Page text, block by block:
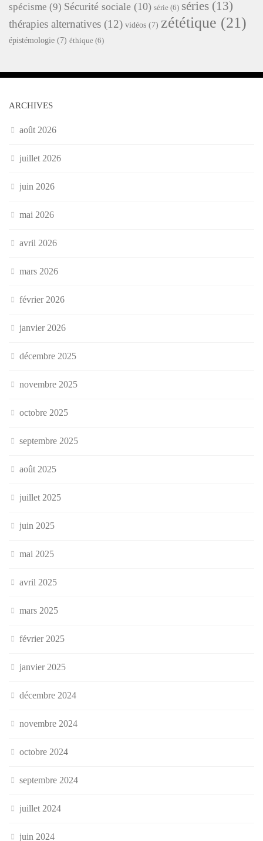
spécisme (9) Sécurité sociale (10) série (6) séries (13)
thérapies alternatives (12) vidéos (7) zététique (21)
épistémologie (7) éthique (6)
ARCHIVES
août 2026
juillet 2026
juin 2026
mai 2026
avril 2026
mars 2026
février 2026
janvier 2026
décembre 2025
novembre 2025
octobre 2025
septembre 2025
août 2025
juillet 2025
juin 2025
mai 2025
avril 2025
mars 2025
février 2025
janvier 2025
décembre 2024
novembre 2024
octobre 2024
septembre 2024
juillet 2024
juin 2024